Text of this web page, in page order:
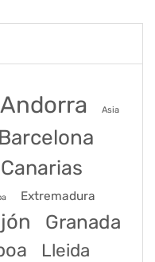
Andorra Asia
Barcelona
Canarias
Extremadura
Granada
Lleida